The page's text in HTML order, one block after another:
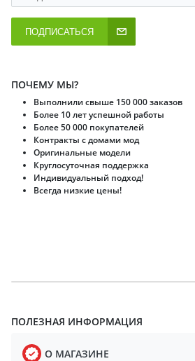
ПОДПИСАТЬСЯ
ПОЧЕМУ МЫ?
Выполнили свыше 150 000 заказов
Более 10 лет успешной работы
Более 50 000 покупателей
Контракты с домами мод
Оригинальные модели
Круглосуточная поддержка
Индивидуальный подход!
Всегда низкие цены!
ПОЛЕЗНАЯ ИНФОРМАЦИЯ
О МАГАЗИНЕ